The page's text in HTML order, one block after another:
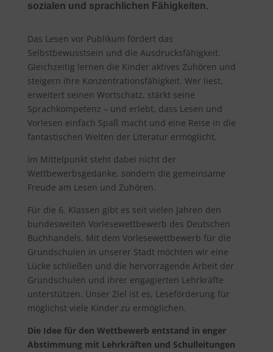
sozialen und sprachlichen Fähigkeiten.
Das Lesen vor Publikum fördert das
Selbstbewusstsein und die Ausdrucksfähigkeit.
Gleichzeitig lernen die Kinder aktives Zuhören und
steigern ihre Konzentrationsfähigkeit. Wer liest,
erweitert seinen Wortschatz, stärkt seine
Sprachkompetenz – und erlebt, dass Lesen und
Vorlesen einfach Spaß macht und eine Reise in die
fantastischen Welten der Literatur ermöglicht.
Im Mittelpunkt steht dabei nicht der
Wettbewerbsgedanke, sondern die gemeinsame
Freude am Lesen und Zuhören.
Für die 6. Klassen gibt es seit vielen Jahren den
bundesweiten Vorlesewettbewerb des Deutschen
Buchhandels. Mit dem Vorlesewettbewerb für die
Grundschulen in unserer Stadt möchten wir eine
Lücke schließen und die hervorragende Arbeit der
Grundschulen und ihrer engagierten Lehrkräfte
unterstützen. Unser Ziel ist es, Leseförderung für
möglichst viele Kinder zu ermöglichen.
Die Idee für den Wettbewerb entstand in enger
Abstimmung mit Lehrkräften und Schulleitungen